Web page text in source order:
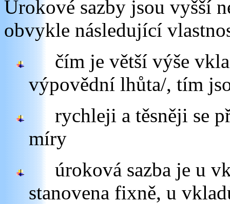
Úrokové sazby jsou vyšší
obvykle následující
čím je větší výše
výpovědní lhůta/, tím
rychleji a těsněji se
míry
úroková sazba je u
stanovena fixně, u